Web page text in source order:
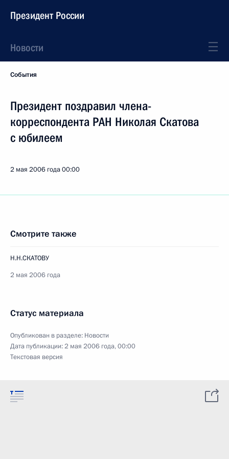
Президент России
Новости
События
Президент поздравил члена-
корреспондента РАН Николая Скатова
с юбилеем
2 мая 2006 года00:00
Смотрите также
Н.Н.СКАТОВУ
2 мая 2006 года
Статус материала
Опубликован в разделе: Новости
Дата публикации:2 мая 2006 года, 00:00
Текстовая версия